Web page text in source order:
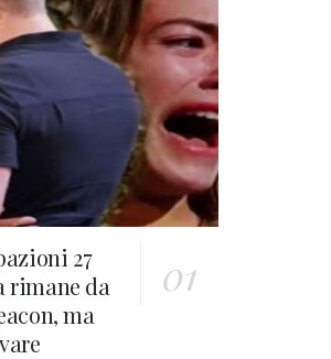
27
rimane da
ma